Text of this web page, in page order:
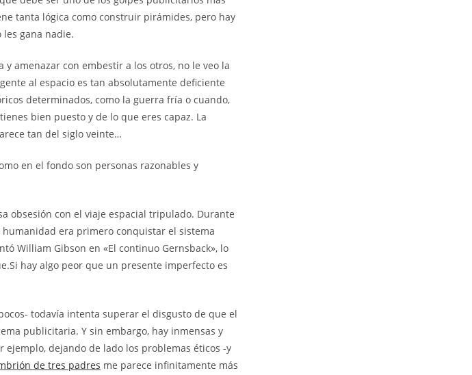
tanta lógica como construir pirámides, pero hay
gana nadie.
amenazar con embestir a los otros, no le veo la
al espacio es tan absolutamente deficiente
determinados, como la guerra fría o cuando,
bien puesto y de lo que eres capaz. La
tan del siglo veinte…
en el fondo son personas razonables y
obsesión con el viaje espacial tripulado. Durante
era primero conquistar el sistema
William Gibson en «El continuo Gernsback», lo
hay algo peor que un presente imperfecto es
todavía intenta superar el disgusto de que el
publicitaria. Y sin embargo, hay inmensas y
dejando de lado los problemas éticos -y
de tres padres me parece infinitamente más